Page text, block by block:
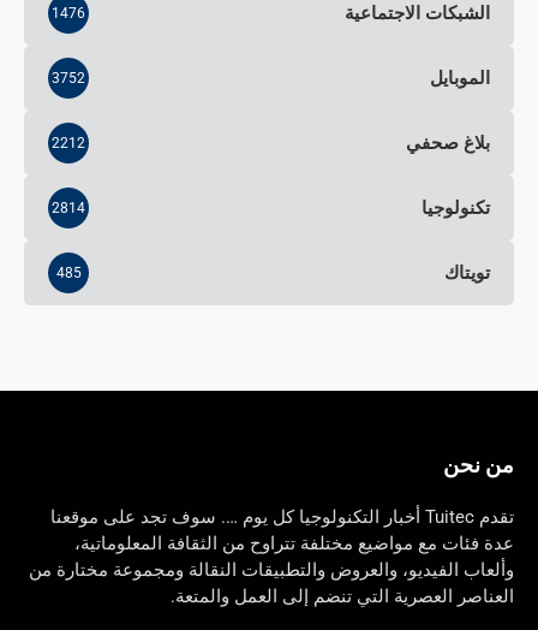
الشبكات الاجتماعية 1476
الموبايل 3752
بلاغ صحفي 2212
تكنولوجيا 2814
تويتاك 485
من نحن
تقدم Tuitec أخبار التكنولوجيا كل يوم …. سوف تجد على موقعنا
عدة فئات مع مواضيع مختلفة تتراوح من الثقافة المعلوماتية،
وألعاب الفيديو، والعروض والتطبيقات النقالة ومجموعة مختارة من
العناصر العصرية التي تنضم إلى العمل والمتعة.